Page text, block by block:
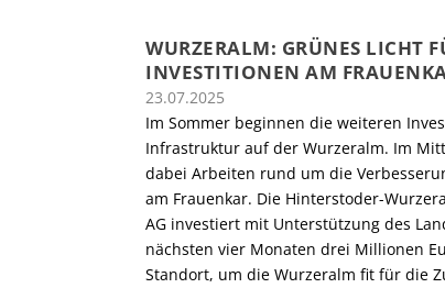
WURZERALM: GRÜNES LICHT
INVESTITIONEN AM
23.07.2025
Im Sommer beginnen die weiteren
Infrastruktur auf der Wurzeralm. Im
dabei Arbeiten rund um die
am Frauenkar. Die Hinterstoder-
AG investiert mit Unterstützung des
nächsten vier Monaten drei Millionen
Standort, um die Wurzeralm fit für die